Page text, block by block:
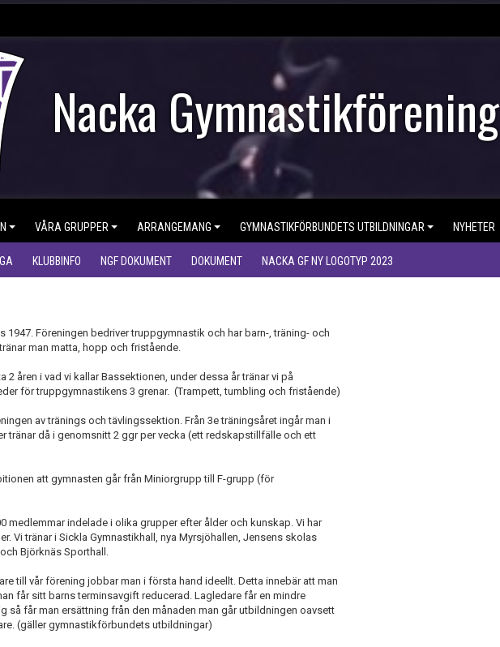
Nacka Gymnastikförening
VÅRA GRUPPER ARRANGEMANG GYMNASTIKFÖRBUNDETS UTBILDNINGAR NYHETER
KLUBBINFO NGF DOKUMENT DOKUMENT NACKA GF NY LOGOTYP 2023
Föreningen bedriver truppgymnastik och har barn-, träning- och
man matta, hopp och fristående.
2 åren i vad vi kallar Bassektionen, under dessa år tränar vi på
för truppgymnastikens 3 grenar. (Trampett, tumbling och fristående)
av tränings och tävlingssektion. Från 3e träningsåret ingår man i
tränar då i genomsnitt 2 ggr per vecka (ett redskapstillfälle och ett
att gymnasten går från Miniorgrupp till F-grupp (för
medlemmar indelade i olika grupper efter ålder och kunskap. Vi har
Vi tränar i Sickla Gymnastikhall, nya Myrsjöhallen, Jensens skolas
Björknäs Sporthall.
till vår förening jobbar man i första hand ideellt. Detta innebär att man
får sitt barns terminsavgift reducerad. Lagledare får en mindre
så får man ersättning från den månaden man går utbildningen oavsett
(gäller gymnastikförbundets utbildningar)